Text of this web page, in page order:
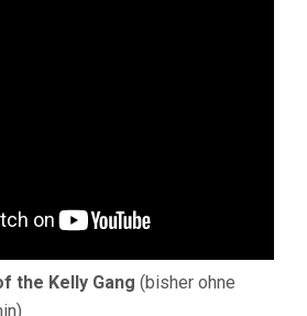
the Kelly Gang (bisher ohne